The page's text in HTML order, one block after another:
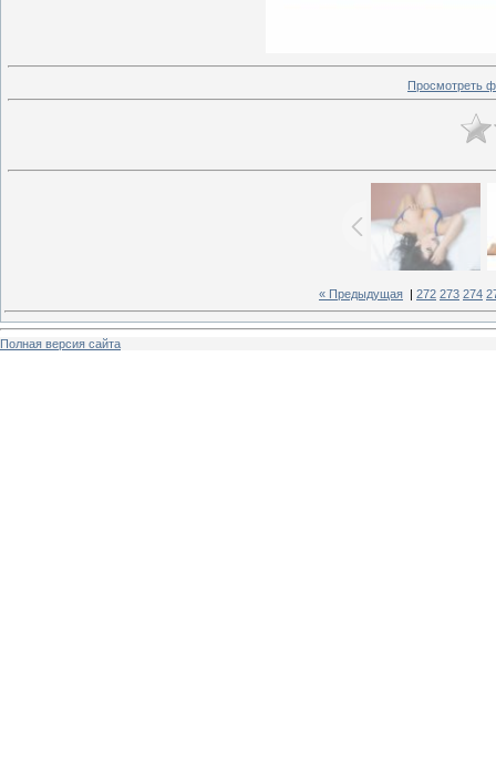
Просмотреть
« Предыдущая 272 273 274
Полная версия сайта